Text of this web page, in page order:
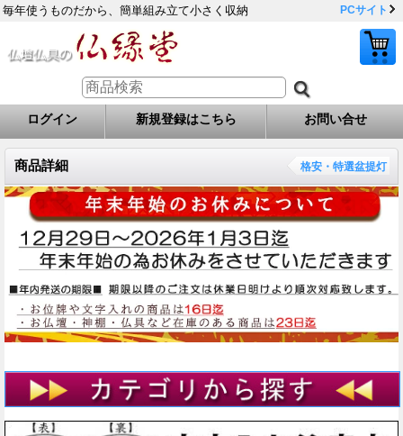
毎年使うものだから、簡単組み立て小さく収納 PCサイト
ログイン 新規登録はこちら お問い合せ
商品詳細 格安・特選盆提灯